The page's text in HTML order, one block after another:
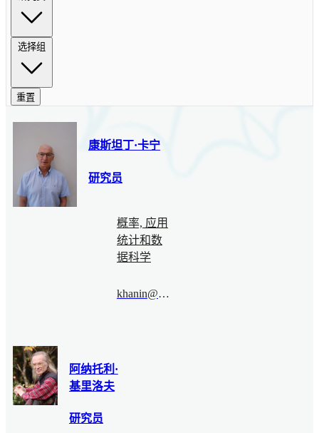
选择组
重置
康斯坦丁·卡宁
研究员
概率, 应用
统计和数
据科学
khanin@bimsa.cn
阿纳托利·
基里洛夫
研究员